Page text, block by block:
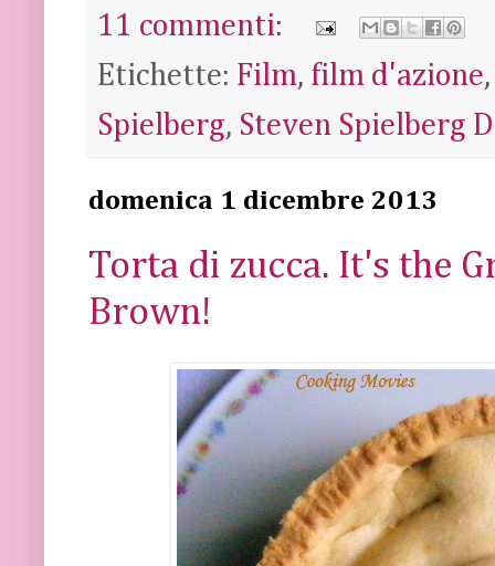
11 commenti:
Etichette: Film, film d'azione
Spielberg, Steven Spielberg
domenica 1 dicembre 2013
Torta di zucca. It's the
Brown!